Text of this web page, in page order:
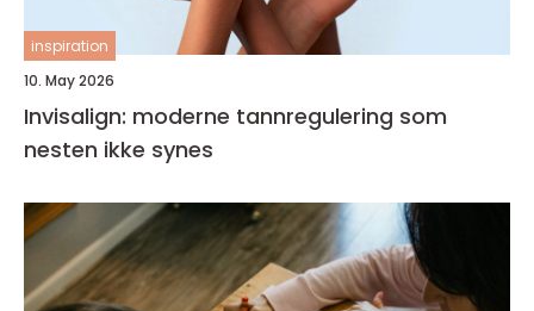
inspiration
10. May 2026
Invisalign: moderne tannregulering som
nesten ikke synes